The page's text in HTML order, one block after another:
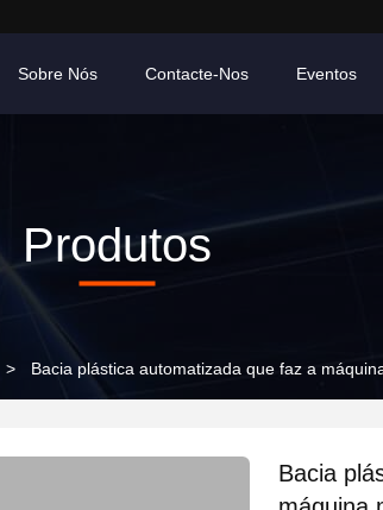
Sobre Nós Contacte-Nos Eventos
Produtos
> Bacia plástica automatizada que faz a
Bacia